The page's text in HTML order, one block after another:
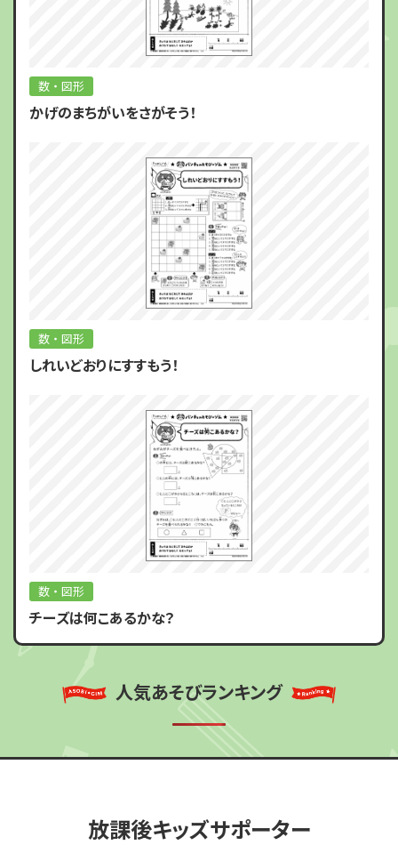
数・図形
かげのまちがいをさがそう！
数・図形
しれいどおりにすすもう！
数・図形
チーズは何こあるかな？
人気あそびランキング
放課後キッズサポーター